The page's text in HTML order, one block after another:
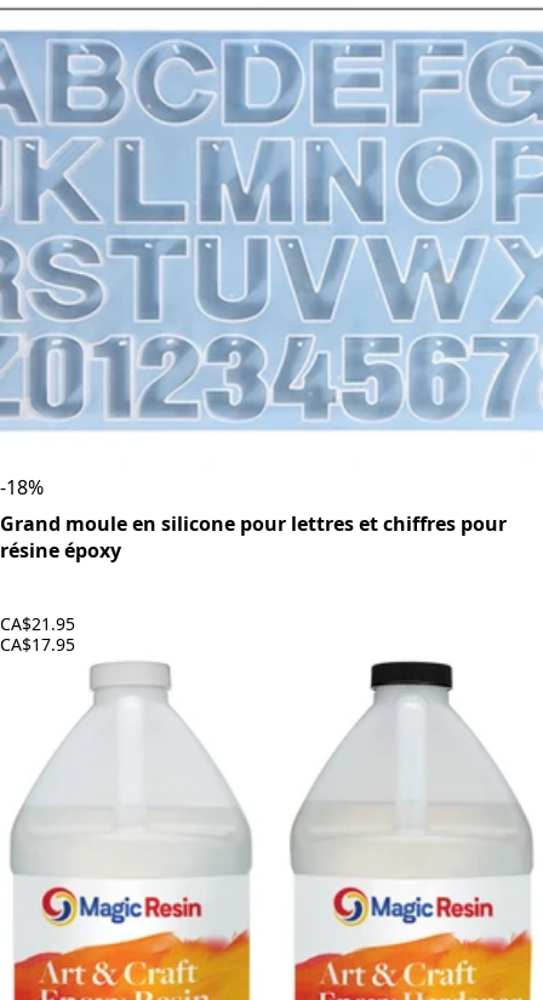
-18%
Grand moule en silicone pour lettres et chiffres pour
résine époxy
CA$21.95
CA$17.95